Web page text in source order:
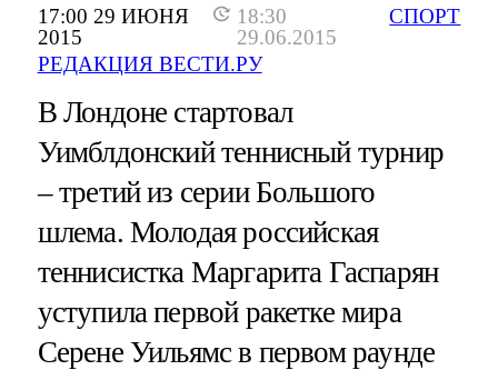
17:00 29 ИЮНЯ
2015
18:30
29.06.2015
РЕДАКЦИЯ ВЕСТИ.РУ
СПОРТ
В Лондоне стартовал
Уимблдонский теннисный турнир
– третий из серии Большого
шлема. Молодая российская
теннисистка Маргарита Гаспарян
уступила первой ракетке мира
Серене Уильямс в первом раунде